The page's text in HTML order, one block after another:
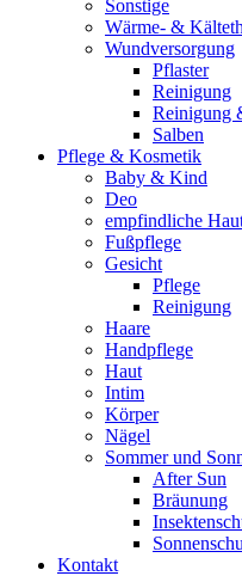
Sonstige
Wärme- &
Wundversorgung
Pflaster
Reinigung
Reinigung
Salben
Pflege & Kosmetik
Baby & Kind
Deo
empfindliche
Fußpflege
Gesicht
Pflege
Reinigung
Haare
Handpflege
Haut
Intim
Körper
Nägel
Sommer und
After Sun
Bräunung
Kontakt